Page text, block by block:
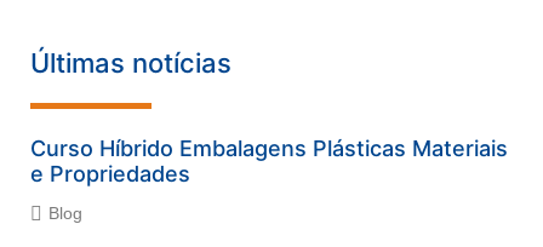
Últimas notícias
Curso Híbrido Embalagens Plásticas Materiais
e Propriedades
Blog